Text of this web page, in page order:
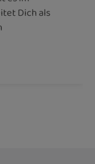
Dich als